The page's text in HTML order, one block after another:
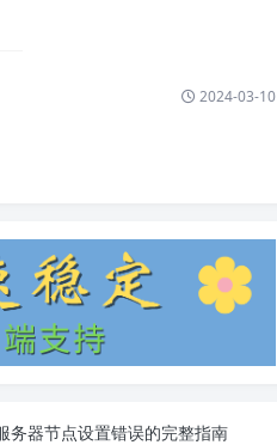
2024-03-10
务器节点设置错误的完整指南